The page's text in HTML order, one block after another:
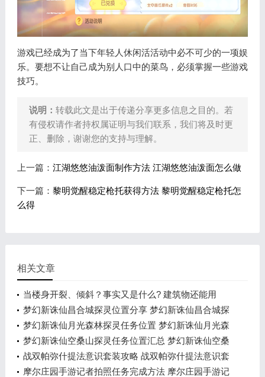
游戏已经成为了当下年轻人休闲活活动中必不可少的一项娱
乐。要想不让自己成为别人口中的菜鸟，必须掌握一些游戏
技巧。
说明： 转载此文是出于传递分享更多信息之目的。若
有侵权请作者持权属证明与我们联系，我们将及时更
正、删除，谢谢您的支持与理解。
上一篇： 江湖悠悠油泼面制作方法 江湖悠悠油泼面怎么做
下一篇： 黎明觉醒稳定枪托获得方法 黎明觉醒稳定枪托怎
么得
相关文章
当楼身开裂、倾斜？事实又是什么? 建筑物还能用
吗？
梦幻新诛仙昌合城探灵位置分享 梦幻新诛仙昌合城探
灵在哪里
梦幻新诛仙月光森林探灵任务位置 梦幻新诛仙月光森
林探灵任务怎么做
梦幻新诛仙空桑山探灵任务位置汇总 梦幻新诛仙空桑
山探灵任务怎么完成
战双帕弥什提法意识套装攻略 战双帕弥什提法意识套
装效果怎么样
摩尔庄园手游记者拍照任务完成方法 摩尔庄园手游记